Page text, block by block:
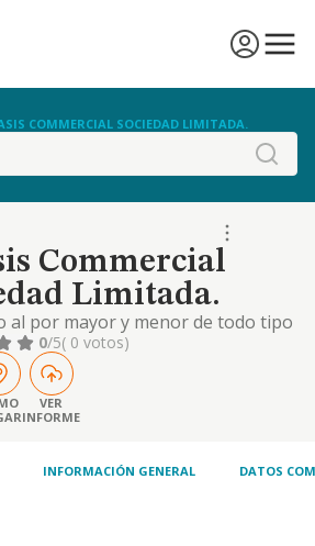
COMMERCIAL SOCIEDAD LIMITADA.
Commercial
Limitada.
al por mayor y menor de todo tipo
joyeria, menaje, quimicos, de
0/5( 0 votos)
VER
INFORME
INFORMACIÓN GENERAL DATOS